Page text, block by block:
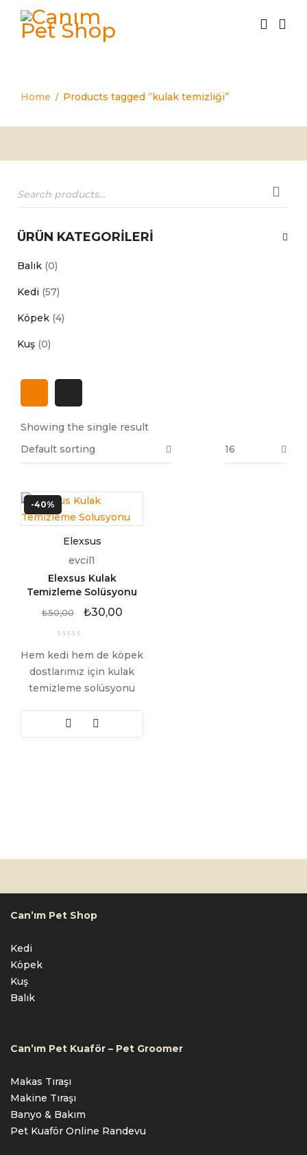
Home / Products tagged “kulak temizliği”
ÜRÜN KATEGORILERI
Balık (0)
Kedi (57)
Köpek (4)
Kuş (0)
Showing the single result
Default sorting
16
-40%
Elexsus
evcil1
Elexsus Kulak
Temizleme Solüsyonu
₺50,00 ₺30,00
Hem kedi hem de köpek
dostlarımız için kulak
temizleme solüsyonu
Can’ım Pet Shop
Kedi
Köpek
Kuş
Balık
Can’ım Pet Kuaför – Pet Groomer
Makas Tıraşı
Makine Tıraşı
Banyo & Bakım
Pet Kuaför Online Randevu